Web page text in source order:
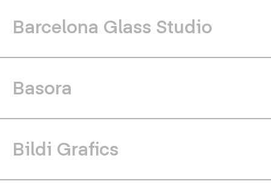
Barcelona Glass Studio
Basora
Bildi Grafics